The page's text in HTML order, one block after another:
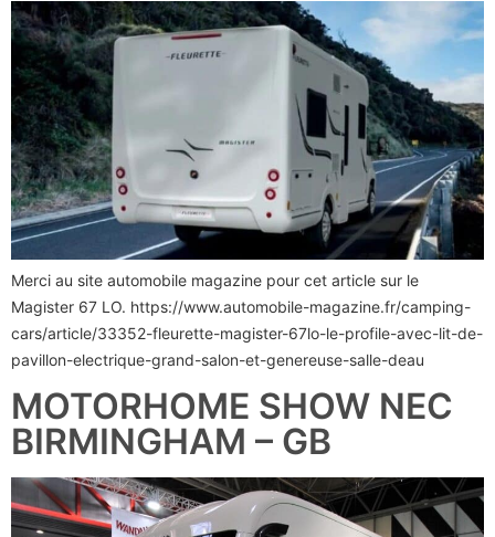
Merci au site automobile magazine pour cet article sur le
Magister 67 LO. https://www.automobile-magazine.fr/camping-
cars/article/33352-fleurette-magister-67lo-le-profile-avec-lit-de-
pavillon-electrique-grand-salon-et-genereuse-salle-deau
MOTORHOME SHOW NEC
BIRMINGHAM – GB